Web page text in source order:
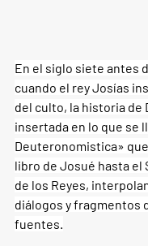
En el siglo siete antes
cuando el rey Josías
del culto, la historia de
insertada en lo que se
Deuteronomistica»
libro de Josué hasta el
de los Reyes,
diálogos y fragmentos
fuentes.